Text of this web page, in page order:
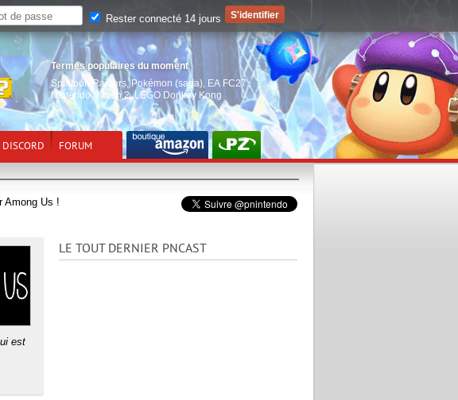
Termes populaires du moment
Splatoon Raiders, Pokémon (saga) EA FC27,
Nintendo Switch 2,LEGO Donkey Kong
DISCORD FORUM
Among Us !
est
LE TOUT DERNIER PNCAST
Rester connecté 14 jours